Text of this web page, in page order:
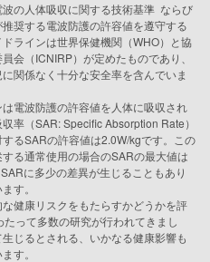
の人体吸収に関する技術基準
※
ならび
奨する電波防護の許容値を遵守する
ラインは世界保健機関（WHO）と協
会（ICNIRP）が定めたものであり、
関係なく十分な安全率を含んでいま
電波防護の許容値を人体に吸収され
率（SAR: Specific Absorption Rate）
るSARの許容値は2.0W/kgです。この
る通常使用の場合のSARの最大値は
に多少の差異が生じることもあり
す。
健康リスクをもたらすかどうかを評
って多数の研究が行われてきまし
じるとされる、いかなる健康影響も
す。